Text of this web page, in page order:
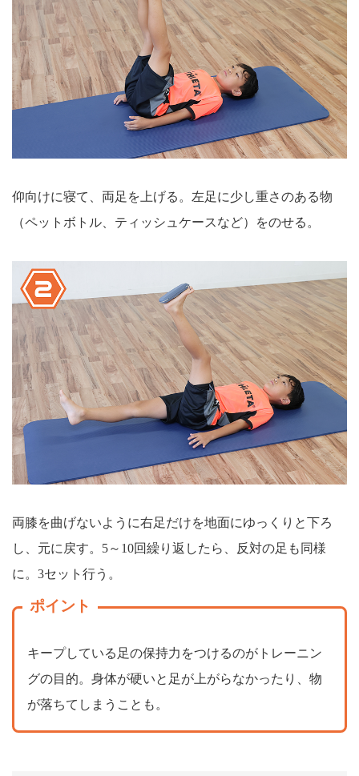
仰向けに寝て、両足を上げる。左足に少し重さのある物
（ペットボトル、ティッシュケースなど）をのせる。
両膝を曲げないように右足だけを地面にゆっくりと下ろ
し、元に戻す。5～10回繰り返したら、反対の足も同様
に。3セット行う。
ポイント
キープしている足の保持力をつけるのがトレーニン
グの目的。身体が硬いと足が上がらなかったり、物
が落ちてしまうことも。